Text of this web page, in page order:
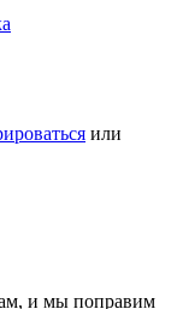
или
и мы поправим